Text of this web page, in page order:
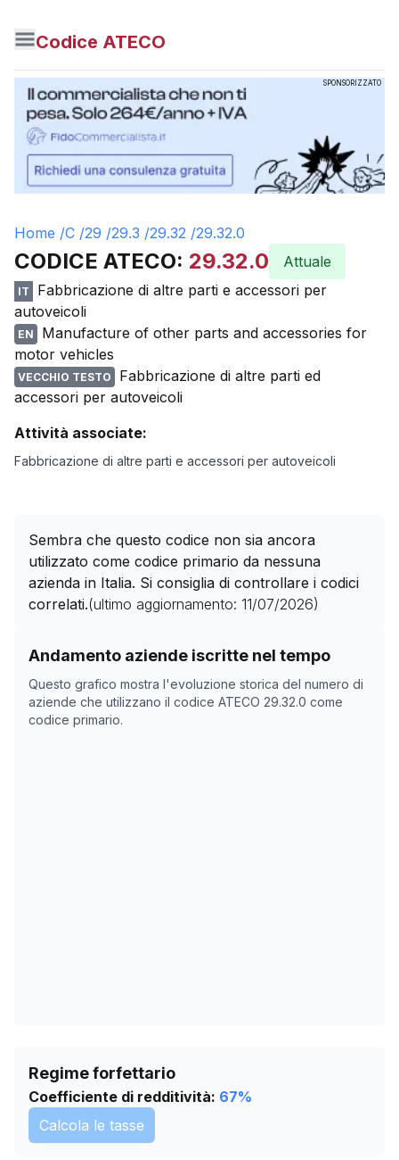
Codice ATECO
SPONSORIZZATO
Home /C /29 /29.3 /29.32 /29.32.0
CODICE ATECO: 29.32.0 Attuale
IT
Fabbricazione di altre parti e accessori per
autoveicoli
EN
Manufacture of other parts and accessories for
motor vehicles
VECCHIO TESTO
Fabbricazione di altre parti ed
accessori per autoveicoli
Attività associate:
Fabbricazione di altre parti e accessori per autoveicoli
Sembra che questo codice non sia ancora
utilizzato come codice primario da nessuna
azienda in Italia. Si consiglia di controllare i codici
correlati.(ultimo aggiornamento: 11/07/2026)
Andamento aziende iscritte nel tempo
Questo grafico mostra l'evoluzione storica del numero di
aziende che utilizzano il codice ATECO 29.32.0 come
codice primario.
Storico numero di aziende con codice ATECO
Data rilevazione
09/04/2025
0
25/05/2025
Regime forfettario
Coefficiente di redditività: 67%
Calcola le tasse